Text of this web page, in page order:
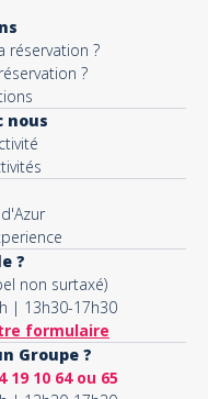
réservation ?
?
nous
?
non surtaxé)
| 13h30-17h30
formulaire
Groupe ?
19 10 64 ou 65